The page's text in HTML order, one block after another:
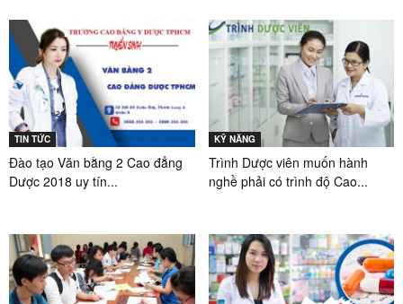
TIN TỨC
Đào tạo Văn bằng 2 Cao đẳng
Dược 2018 uy tín...
KỸ NĂNG
Trình Dược viên muốn hành
nghề phải có trình độ Cao...